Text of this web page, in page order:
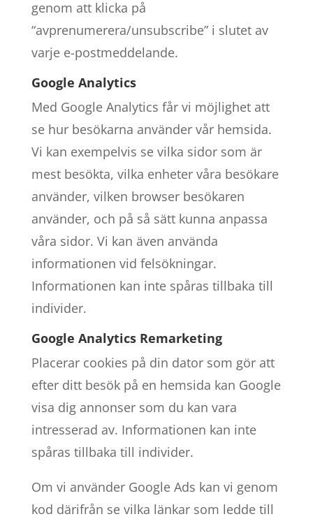
genom att klicka på
“avprenumerera/unsubscribe” i slutet av
varje e-postmeddelande.
Google Analytics
Med Google Analytics får vi möjlighet att
se hur besökarna använder vår hemsida.
Vi kan exempelvis se vilka sidor som är
mest besökta, vilka enheter våra besökare
använder, vilken browser besökaren
använder, och på så sätt kunna anpassa
våra sidor. Vi kan även använda
informationen vid felsökningar.
Informationen kan inte spåras tillbaka till
individer.
Google Analytics Remarketing
Placerar cookies på din dator som gör att
efter ditt besök på en hemsida kan Google
visa dig annonser som du kan vara
intresserad av. Informationen kan inte
spåras tillbaka till individer.
Om vi använder Google Ads kan vi genom
kod därifrån se vilka länkar som ledde till